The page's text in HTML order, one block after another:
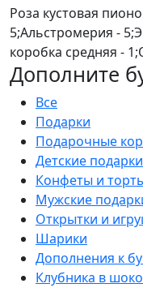
Роза кустовая
5;Альстромерия -
коробка средняя -
Дополните
Все
Подарки
Подарочные
Детские подарки
Конфеты и
Мужские
Открытки и
Шарики
Дополнения к
Клубника в